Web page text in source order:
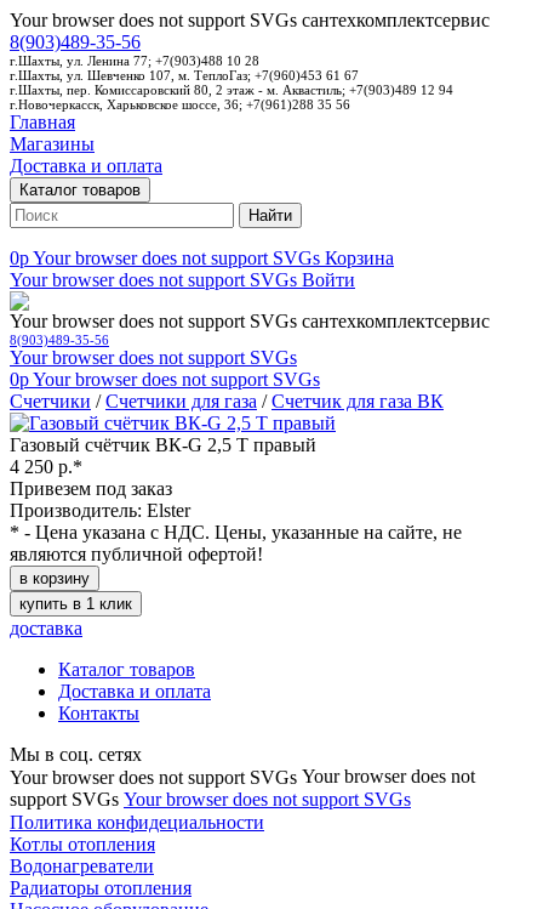
Your browser does not support SVGs сантехкомплектсервис
8(903)489-35-56
г.Шахты, ул. Ленина 77; +7(903)488 10 28
г.Шахты, ул. Шевченко 107, м. ТеплоГаз; +7(960)453 61 67
г.Шахты, пер. Комиссаровский 80, 2 этаж - м. Аквастиль; +7(903)489 12 94
г.Новочеркасск, Харьковское шоссе, 36; +7(961)288 35 56
Главная
Магазины
Доставка и оплата
Каталог товаров
Найти
0pYour browser does not support SVGs Корзина
Your browser does not support SVGs Войти
Your browser does not support SVGs сантехкомплектсервис
8(903)489-35-56
Your browser does not support SVGs
0pYour browser does not support SVGs
Счетчики /Счетчики для газа /Счетчик для газа ВК
Газовый счётчик ВК-G 2,5 Т правый
4 250 р.*
Привезем под заказ
Производитель: Elster
* - Цена указана с НДС. Цены, указанные на сайте, не
являются публичной офертой!
в корзину
купить в 1 клик
доставка
Каталог товаров
Доставка и оплата
Контакты
Мы в соц. сетях
Your browser does not support SVGs Your browser does not
support SVGs Your browser does not support SVGs
Политика конфидециальности
Котлы отопления
Водонагреватели
Радиаторы отопления